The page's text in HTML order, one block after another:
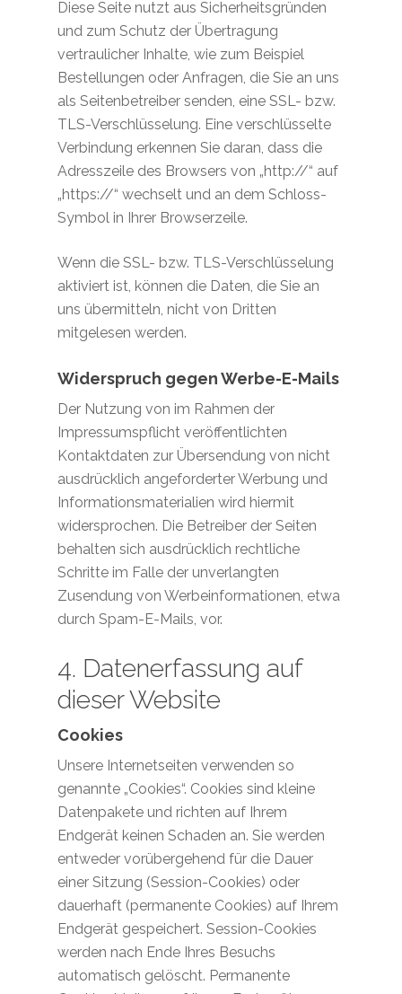
Diese Seite nutzt aus Sicherheitsgründen
und zum Schutz der Übertragung
vertraulicher Inhalte, wie zum Beispiel
Bestellungen oder Anfragen, die Sie an uns
als Seitenbetreiber senden, eine SSL- bzw.
TLS-Verschlüsselung. Eine verschlüsselte
Verbindung erkennen Sie daran, dass die
Adresszeile des Browsers von „http://“ auf
„https://“ wechselt und an dem Schloss-
Symbol in Ihrer Browserzeile.
Wenn die SSL- bzw. TLS-Verschlüsselung
aktiviert ist, können die Daten, die Sie an
uns übermitteln, nicht von Dritten
mitgelesen werden.
Widerspruch gegen Werbe-E-Mails
Der Nutzung von im Rahmen der
Impressumspflicht veröffentlichten
Kontaktdaten zur Übersendung von nicht
ausdrücklich angeforderter Werbung und
Informationsmaterialien wird hiermit
widersprochen. Die Betreiber der Seiten
behalten sich ausdrücklich rechtliche
Schritte im Falle der unverlangten
Zusendung von Werbeinformationen, etwa
durch Spam-E-Mails, vor.
4. Datenerfassung auf
dieser Website
Cookies
Unsere Internetseiten verwenden so
genannte „Cookies“. Cookies sind kleine
Datenpakete und richten auf Ihrem
Endgerät keinen Schaden an. Sie werden
entweder vorübergehend für die Dauer
einer Sitzung (Session-Cookies) oder
dauerhaft (permanente Cookies) auf Ihrem
Endgerät gespeichert. Session-Cookies
werden nach Ende Ihres Besuchs
automatisch gelöscht. Permanente